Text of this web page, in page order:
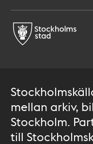
mellan arkiv,
Stockholm.
till